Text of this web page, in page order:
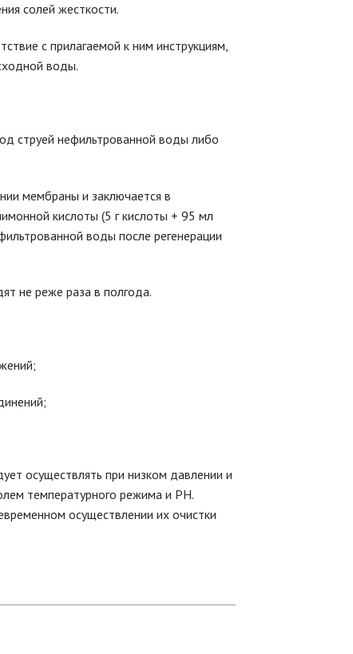
солей жесткости.
с прилагаемой к ним инструкциям,
воды.
струей нефильтрованной воды либо
мембраны и заключается в
кислоты (5 г кислоты + 95 мл
воды после регенерации
не реже раза в полгода.
осуществлять при низком давлении и
температурного режима и РН.
осуществлении их очистки